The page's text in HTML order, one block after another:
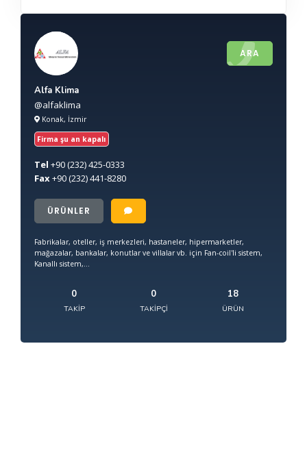
ARA
Alfa Klima
@alfaklima
Konak, İzmir
Firma şu an kapalı
Tel +90(232) 425-0333
Fax+90(232) 441-8280
ÜRÜNLER
Fabrikalar, oteller, iş merkezleri, hastaneler, hipermarketler,
mağazalar, bankalar, konutlar ve villalar vb. için Fan-coil'li sistem,
Kanallı sistem,...
0
TAKIP
0
TAKIPÇI
18
ÜRÜN